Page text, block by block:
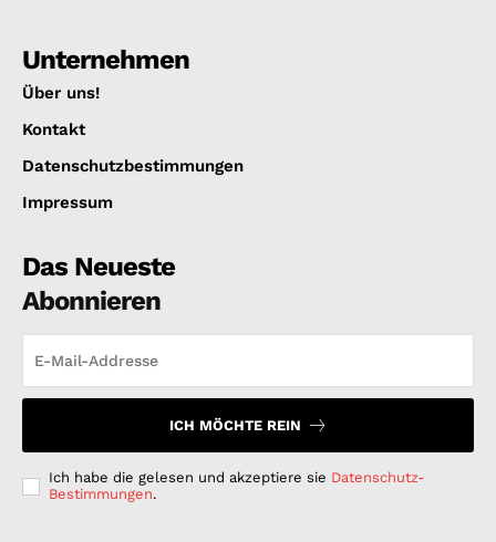
Unternehmen
Über uns!
Kontakt
Datenschutzbestimmungen
Impressum
Das Neueste
Abonnieren
ICH MÖCHTE REIN
Ich habe die gelesen und akzeptiere sie Datenschutz-
Bestimmungen.